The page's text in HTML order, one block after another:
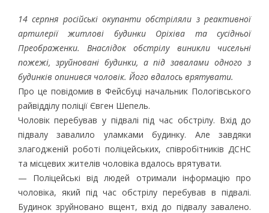
14 серпня російські окупанти обстріляли з реактивної
артилерії житлові будинки Оріхіва та сусідньої
Преображенки. Внаслідок обстрілу виникли чисельні
пожежі, зруйновані будинки, а під завалами одного з
будинків опинився чоловік. Його вдалось врятувати.
Про це повідомив в Фейсбуці начальник Пологівського
райвідділу поліції Євген Шепель.
Чоловік перебував у підвалі під час обстрілу. Вхід до
підвалу завалило уламками будинку. Але завдяки
злагодженій роботі поліцейських, співробітників ДСНС
та місцевих жителів чоловіка вдалось врятувати.
— Поліцейські від людей отримали інформацію про
чоловіка, який під час обстрілу перебував в підвалі.
Будинок зруйновано вщент, вхід до підвалу завалено.